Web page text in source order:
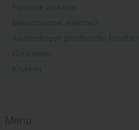
Pedicure artikelen
Behandelstoel elektrisch
Aanbiedingen groothandel
Cursussen
Krukken